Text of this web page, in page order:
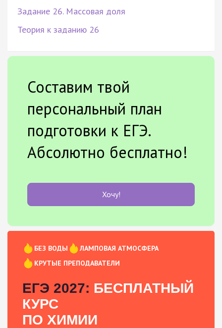
Задание 26. Массовая доля
Теория к заданию 26
Составим твой
персональный план
подготовки к ЕГЭ.
Абсолютно бесплатно!
Хочу!
БЕЗ ВОДЫ
ЛАМПОВАЯ АТМОСФЕРА
КРУТЫЕ ПРЕПОДАВАТЕЛИ
ЕГЭ 2027: БЕСПЛАТНЫЙ
КУРС
ПО ХИМИИ